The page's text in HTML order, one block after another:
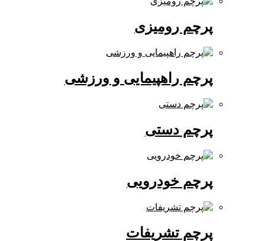
پرچم رومیزی
پرچم راهپیمایی و ورزشی
پرچم دستی
پرچم خودرویی
پرچم تشریفات